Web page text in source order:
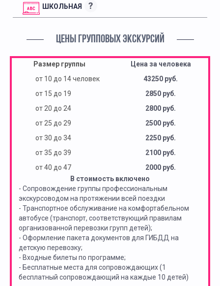
ШКОЛЬНАЯ ?
ЦЕНЫ ГРУППОВЫХ ЭКСКУРСИЙ
Размер группы
Цена за человека
от 10 до 14 человек
43250 руб.
от 15 до 19
2850 руб.
от 20 до 24
2800 руб.
от 25 до 29
2500 руб.
от 30 до 34
2250 руб.
от 35 до 39
2100 руб.
от 40 до 47
2000 руб.
В стоимость включено
- Сопровождение группы профессиональным
экскурсоводом на протяжении всей поездки
- Транспортное обслуживание на комфортабельном
автобусе (транспорт, соответствующий правилам
организованной перевозки групп детей);
- Оформление пакета документов для ГИБДД на
детскую перевозку;
- Входные билеты по программе;
- Бесплатные места для сопровождающих (1
бесплатный сопровождающий на каждые 10 детей)